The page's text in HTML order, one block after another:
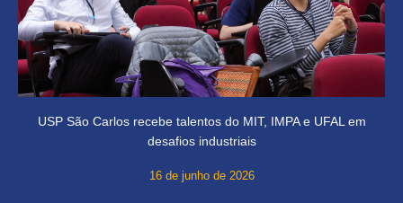
USP São Carlos recebe talentos do MIT, IMPA e UFAL em
desafios industriais
16 de junho de 2026